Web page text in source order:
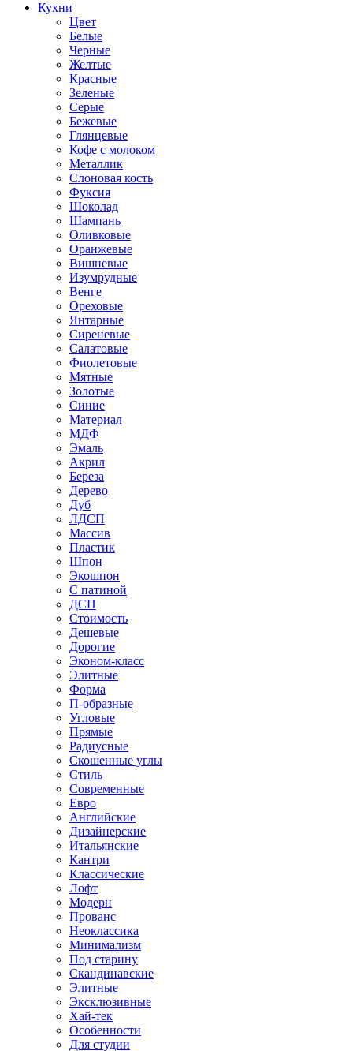
Кухни
Цвет
Белые
Черные
Желтые
Красные
Зеленые
Серые
Бежевые
Глянцевые
Кофе с молоком
Металлик
Слоновая кость
Фуксия
Шоколад
Шампань
Оливковые
Оранжевые
Вишневые
Изумрудные
Венге
Ореховые
Янтарные
Сиреневые
Салатовые
Фиолетовые
Мятные
Золотые
Синие
Материал
МДФ
Эмаль
Акрил
Береза
Дерево
Дуб
ЛДСП
Массив
Пластик
Шпон
Экошпон
С патиной
ДСП
Стоимость
Дешевые
Дорогие
Эконом-класс
Элитные
Форма
П-образные
Угловые
Прямые
Радиусные
Скошенные углы
Стиль
Современные
Евро
Английские
Дизайнерские
Итальянские
Кантри
Классические
Лофт
Модерн
Прованс
Неоклассика
Минимализм
Под старину
Скандинавские
Элитные
Эксклюзивные
Хай-тек
Особенности
Для студии